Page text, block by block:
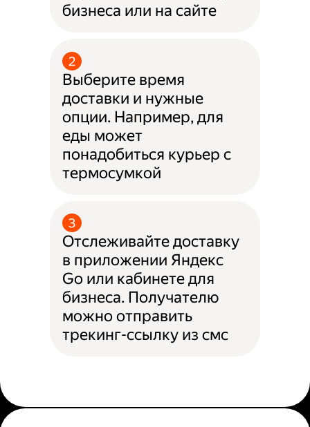
бизнеса или на сайте
Выберите время
доставки и нужные
опции. Например, для
еды может
понадобиться курьер с
термосумкой
Отслеживайте доставку
в приложении Яндекс
Go или кабинете для
бизнеса. Получателю
можно отправить
трекинг-ссылку из смс